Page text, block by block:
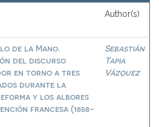
Author(s)
de la Mano.
del discurso
en torno a tres
durante la
y los albores
francesa (1858-
Sebastián
Tapia
Vázquez